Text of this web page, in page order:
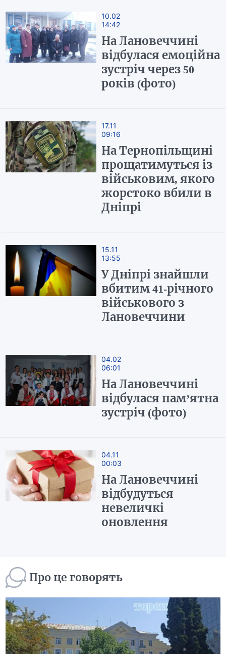
10.02
14:42
На Лановеччині
відбулася емоційна
зустріч через 50
років (фото)
17.11
09:16
На Тернопільщині
прощатимуться із
військовим, якого
жорстоко вбили в
Дніпрі
15.11
13:55
У Дніпрі знайшли
вбитим 41-річного
військового з
Лановеччини
04.02
06:01
На Лановеччині
відбулася пам’ятна
зустріч (фото)
04.11
00:03
На Лановеччині
відбудуться
невеличкі
оновлення
Про це говорять